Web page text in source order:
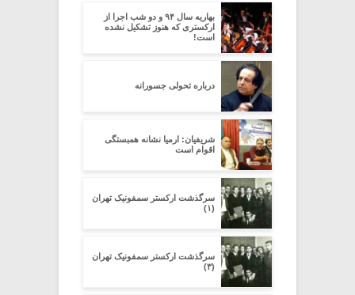
بهاریه سال ۹۴ و دو شب اجرا از
ارکستری که هنوز تشکیل نشده
است!
درباره تحولی جسورانه
شریفیان: ارمیا نشانه همبستگی
اقوام است
سرگذشت ارکستر سمفونیک تهران
(۱)
سرگذشت ارکستر سمفونیک تهران
(۳)